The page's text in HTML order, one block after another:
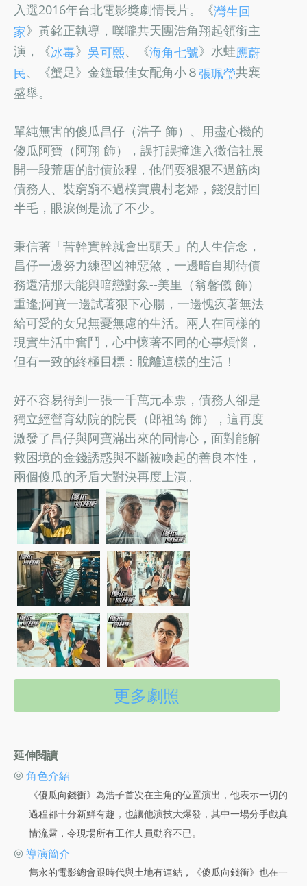
入選2016年台北電影獎劇情長片。《灣生回
家》黃銘正執導，噗嚨共天團浩角翔起領銜主
演，《冰毒》 吳可熙、《海角七號》水蛙應蔚
民、《蟹足》金鐘最佳女配角小８張珮瑩共襄
盛舉。
單純無害的傻瓜昌仔（浩子 飾）、用盡心機的
傻瓜阿寶（阿翔 飾），誤打誤撞進入徵信社展
開一段荒唐的討債旅程，他們耍狠狠不過筋肉
債務人、裝窮窮不過樸實農村老婦，錢沒討回
半毛，眼淚倒是流了不少。
秉信著「苦幹實幹就會出頭天」的人生信念，
昌仔一邊努力練習凶神惡煞，一邊暗自期待債
務還清那天能與暗戀對象--美里（翁馨儀 飾）
重逢;阿寶一邊試著狠下心腸，一邊愧疚著無法
給可愛的女兒無憂無慮的生活。兩人在同樣的
現實生活中奮鬥，心中懷著不同的心事煩惱，
但有一致的終極目標：脫離這樣的生活！
好不容易得到一張一千萬元本票，債務人卻是
獨立經營育幼院的院長（郎祖筠 飾），這再度
激發了昌仔與阿寶滿出來的同情心，面對能解
救困境的金錢誘惑與不斷被喚起的善良本性，
兩個傻瓜的矛盾大對決再度上演。
更多劇照
延伸閱讀
◎ 角色介紹
《傻瓜向錢衝》為浩子首次在主角的位置演出，他表示一切的
過程都十分新鮮有趣，也讓他演技大爆發，其中一場分手戲真
情流露，令現場所有工作人員動容不已。
◎ 導演簡介
雋永的電影總會跟時代與土地有連結，《傻瓜向錢衝》也在一